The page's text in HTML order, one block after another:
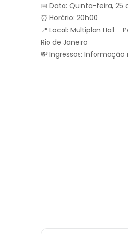
📅 Data: Quinta-feira, 25
⏰ Horário: 20h00
📍 Local: Multiplan Hall –
Rio de Janeiro
💸 Ingressos: Informação